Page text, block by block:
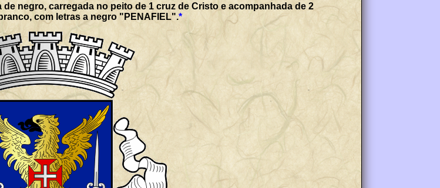
negro, carregada no peito de 1 cruz de Cristo e acompanhada de 2
com letras a negro "PENAFIEL".*